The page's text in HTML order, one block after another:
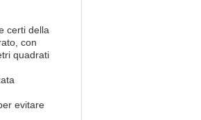
certi della
con
quadrati
evitare